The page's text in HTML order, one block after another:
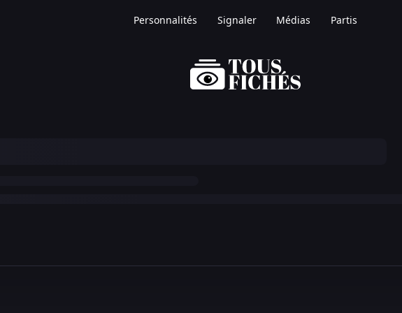
Personnalités Signaler Médias Partis